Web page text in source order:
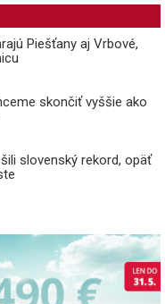
Piešťany aj Vrbové,
skončiť vyššie ako
slovenský rekord, opäť